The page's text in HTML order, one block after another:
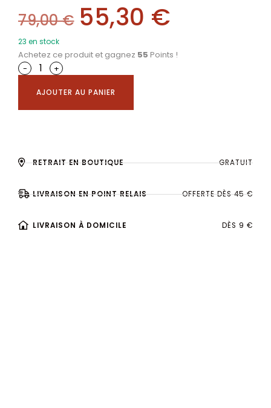
79,00€ 55,30 €
23 en stock
Achetez ce produit et gagnez 55 Points !
-
+
AJOUTER AU PANIER
RETRAIT EN BOUTIQUE GRATUIT
LIVRAISON EN POINT RELAIS OFFERTE DÈS 45 €
LIVRAISON À DOMICILE DÈS 9 €